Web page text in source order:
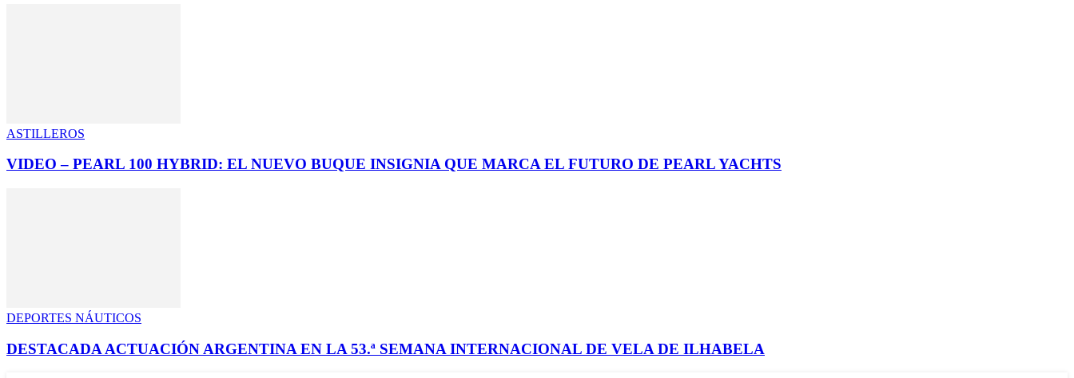
ASTILLEROS
VIDEO – PEARL 100 HYBRID: EL NUEVO BUQUE INSIGNIA QUE MARCA EL FUTURO DE PEARL YACHTS
DEPORTES NÁUTICOS
DESTACADA ACTUACIÓN ARGENTINA EN LA 53.ª SEMANA INTERNACIONAL DE VELA DE ILHABELA